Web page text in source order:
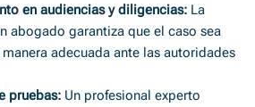
en audiencias y diligencias: La
abogado garantiza que el caso sea
adecuada ante las autoridades
pruebas: Un profesional experto